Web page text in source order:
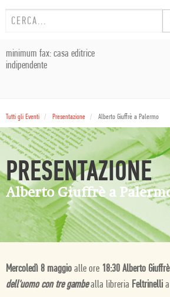
minimum fax: casa editrice
indipendente
Tutti gli Eventi Presentazione Alberto Giuffrè a Palermo
PRESENTAZIONE
Alberto Giuffrè a
Mercoledì 8 maggio alle ore 18:30 Alberto Giuffrè
dell'uomo con tre gambealla libreria Feltrinelli a